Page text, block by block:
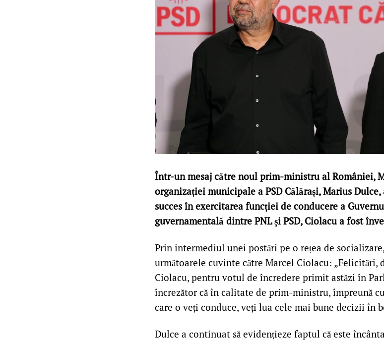
Într-un mesaj către noul prim-ministru al României,
organizației municipale a PSD Călărași, Marius
succes în exercitarea funcției de conducere a
guvernamentală dintre PNL și PSD, Ciolacu a fost
Prin intermediul unei postări pe o rețea de
următoarele cuvinte către Marcel Ciolacu: „Felicitări,
Ciolacu, pentru votul de încredere primit astăzi în
încrezător că în calitate de prim-ministru, împreună
care o veți conduce, veți lua cele mai bune decizii în
Dulce a continuat să evidențieze faptul că este